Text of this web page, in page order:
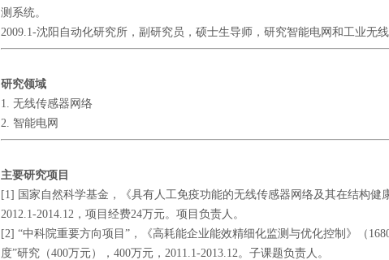
测系统。
2009.1-沈阳自动化研究所，副研究员，硕士生导师，研究智能电网和工业无线
研究领域
1. 无线传感器网络
2. 智能电网
主要研究项目
[1] 国家自然科学基金，《具有人工免疫功能的无线传感器网络及其在结构健
2012.1-2014.12，项目经费24万元。项目负责人。
[2] “中科院重要方向项目”，《高耗能企业能效精细化监测与优化控制》（
度”研究（400万元），400万元，2011.1-2013.12。子课题负责人。